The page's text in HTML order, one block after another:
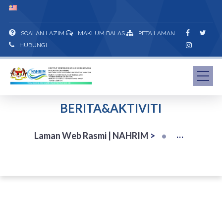
SOALAN LAZIM MAKLUM BALAS
PETA LAMAN
HUBUNGI
BERITA&AKTIVITI
Laman Web Rasmi | NAHRIM >